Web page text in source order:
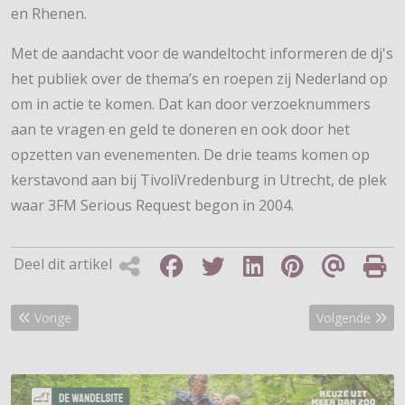
en Rhenen.
Met de aandacht voor de wandeltocht informeren de dj's
het publiek over de thema’s en roepen zij Nederland op
om in actie te komen. Dat kan door verzoeknummers
aan te vragen en geld te doneren en ook door het
opzetten van evenementen. De drie teams komen op
kerstavond aan bij TivoliVredenburg in Utrecht, de plek
waar 3FM Serious Request begon in 2004.
Deel dit artikel
Vorig artikel: Park van Hof Ter Laken open
Vorige Volgende
Volgende